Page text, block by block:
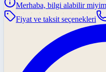
Merhaba, bilgi alabilir
Fiyat ve taksit seçenekleri